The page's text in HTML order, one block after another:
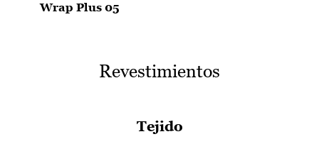
Wrap Plus 05
Revestimientos
Tejido